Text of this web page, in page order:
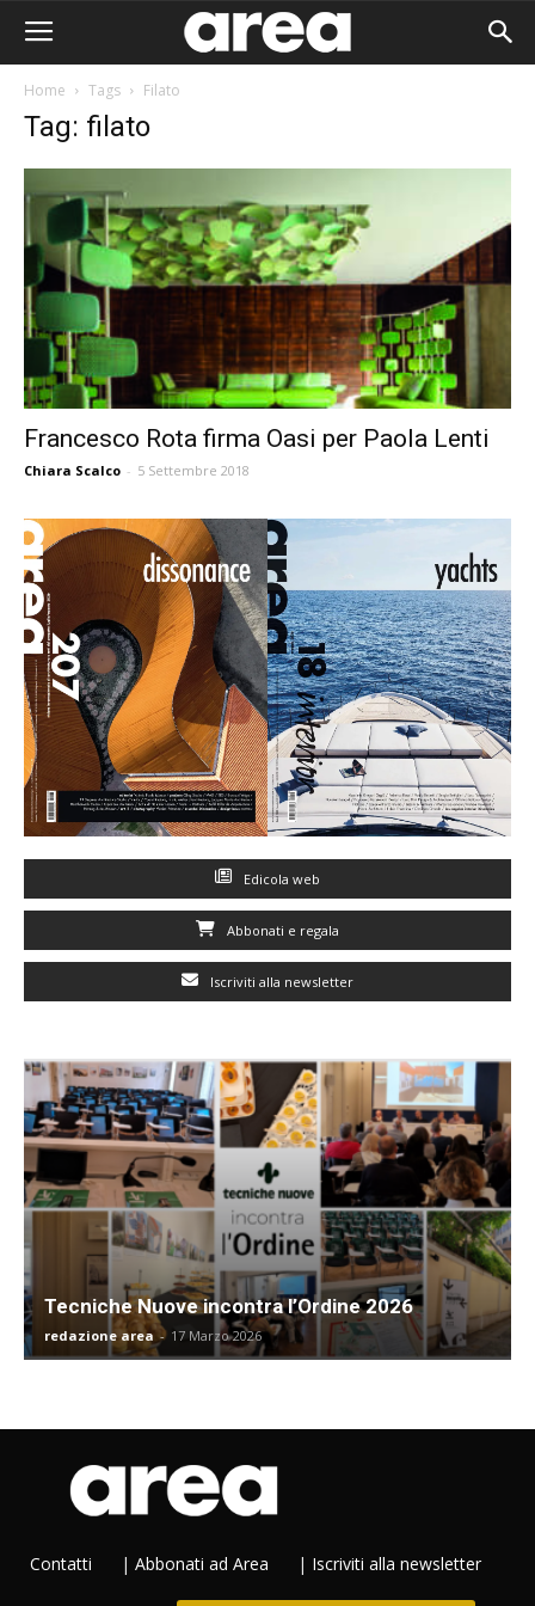
Home Tags Filato
Tag: filato
Francesco Rota firma Oasi per Paola Lenti
Chiara Scalco - 5 Settembre 2018
Edicola web
Abbonati e regala
Iscriviti alla newsletter
Tecniche Nuove incontra l’Ordine 2026
redazione area - 17 Marzo 2026
Contatti | Abbonati ad Area | Iscriviti alla newsletter